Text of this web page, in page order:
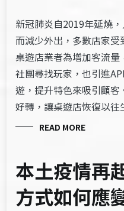
新冠肺炎自2019年延燒
而減少外出，多數店家受
桌遊店業者為增加客流量
社團尋找玩家，也引進
遊，提升特色來吸引顧客
好轉，讓桌遊店恢復以往
READ MORE
本土疫情再
方式如何應